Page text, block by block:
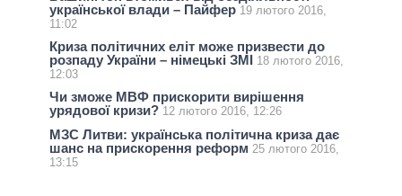
української влади – Пайфер 19 лютого 2016,
11:02
Криза політичних еліт може призвести до
розпаду України – німецькі ЗМІ 18 лютого 2016,
12:03
Чи зможе МВФ прискорити вирішення
урядової кризи? 12 лютого 2016, 12:26
МЗС Литви: українська політична криза дає
шанс на прискорення реформ 25 лютого 2016,
13:15